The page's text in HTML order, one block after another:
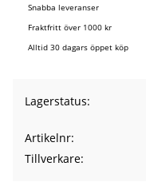
Snabba leveranser
Fraktfritt över 1000 kr
Alltid 30 dagars öppet köp
Lagerstatus
Artikelnr
Tillverkare